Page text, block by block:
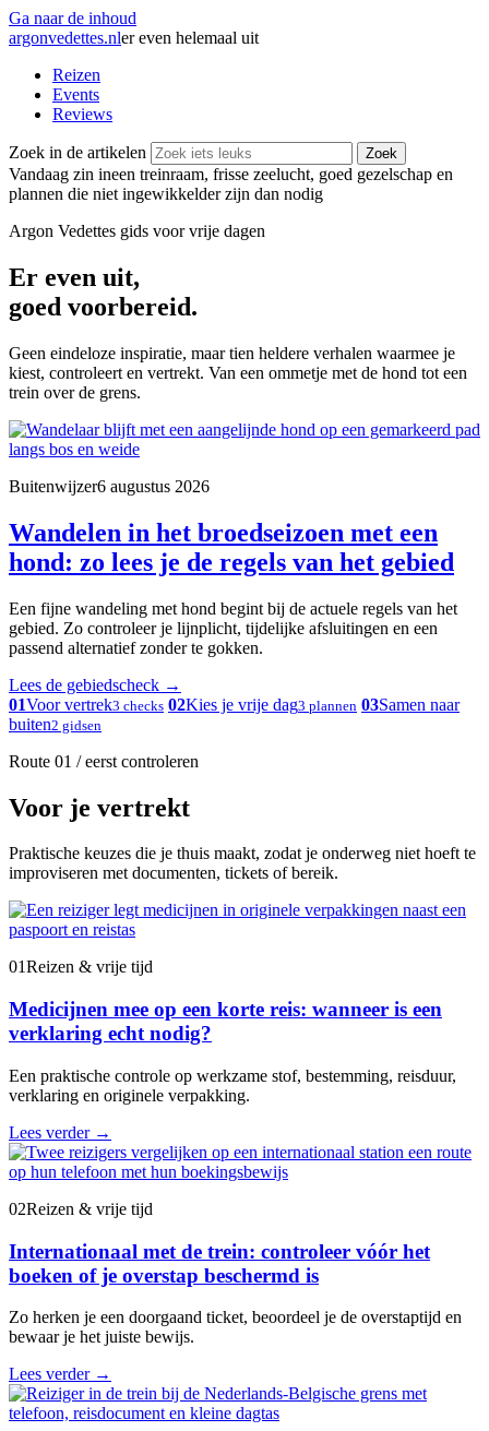
Ga naar de inhoud
argonvedettes.nler even helemaal uit
Reizen
Events
Reviews
Zoek in de artikelen Zoek
Vandaag zin ineen treinraam, frisse zeelucht, goed gezelschap en
plannen die niet ingewikkelder zijn dan nodig
Argon Vedettes gids voor vrije dagen
Er even uit,
goed voorbereid.
Geen eindeloze inspiratie, maar tien heldere verhalen waarmee je
kiest, controleert en vertrekt. Van een ommetje met de hond tot een
trein over de grens.
Buitenwijzer6 augustus 2026
Wandelen in het broedseizoen met een
hond: zo lees je de regels van het gebied
Een fijne wandeling met hond begint bij de actuele regels van het
gebied. Zo controleer je lijnplicht, tijdelijke afsluitingen en een
passend alternatief zonder te gokken.
Lees de gebiedscheck →
01Voor vertrek3 checks 02Kies je vrije dag3 plannen 03Samen naar
buiten2 gidsen
Route 01 / eerst controleren
Voor je vertrekt
Praktische keuzes die je thuis maakt, zodat je onderweg niet hoeft te
improviseren met documenten, tickets of bereik.
01Reizen & vrije tijd
Medicijnen mee op een korte reis: wanneer is een
verklaring echt nodig?
Een praktische controle op werkzame stof, bestemming, reisduur,
verklaring en originele verpakking.
Lees verder →
02Reizen & vrije tijd
Internationaal met de trein: controleer vóór het
boeken of je overstap beschermd is
Zo herken je een doorgaand ticket, beoordeel je de overstaptijd en
bewaar je het juiste bewijs.
Lees verder →